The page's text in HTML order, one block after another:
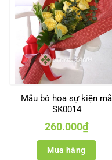
Mẫu bó hoa sự kiện mã
SK0014
260.000₫
Mua hàng